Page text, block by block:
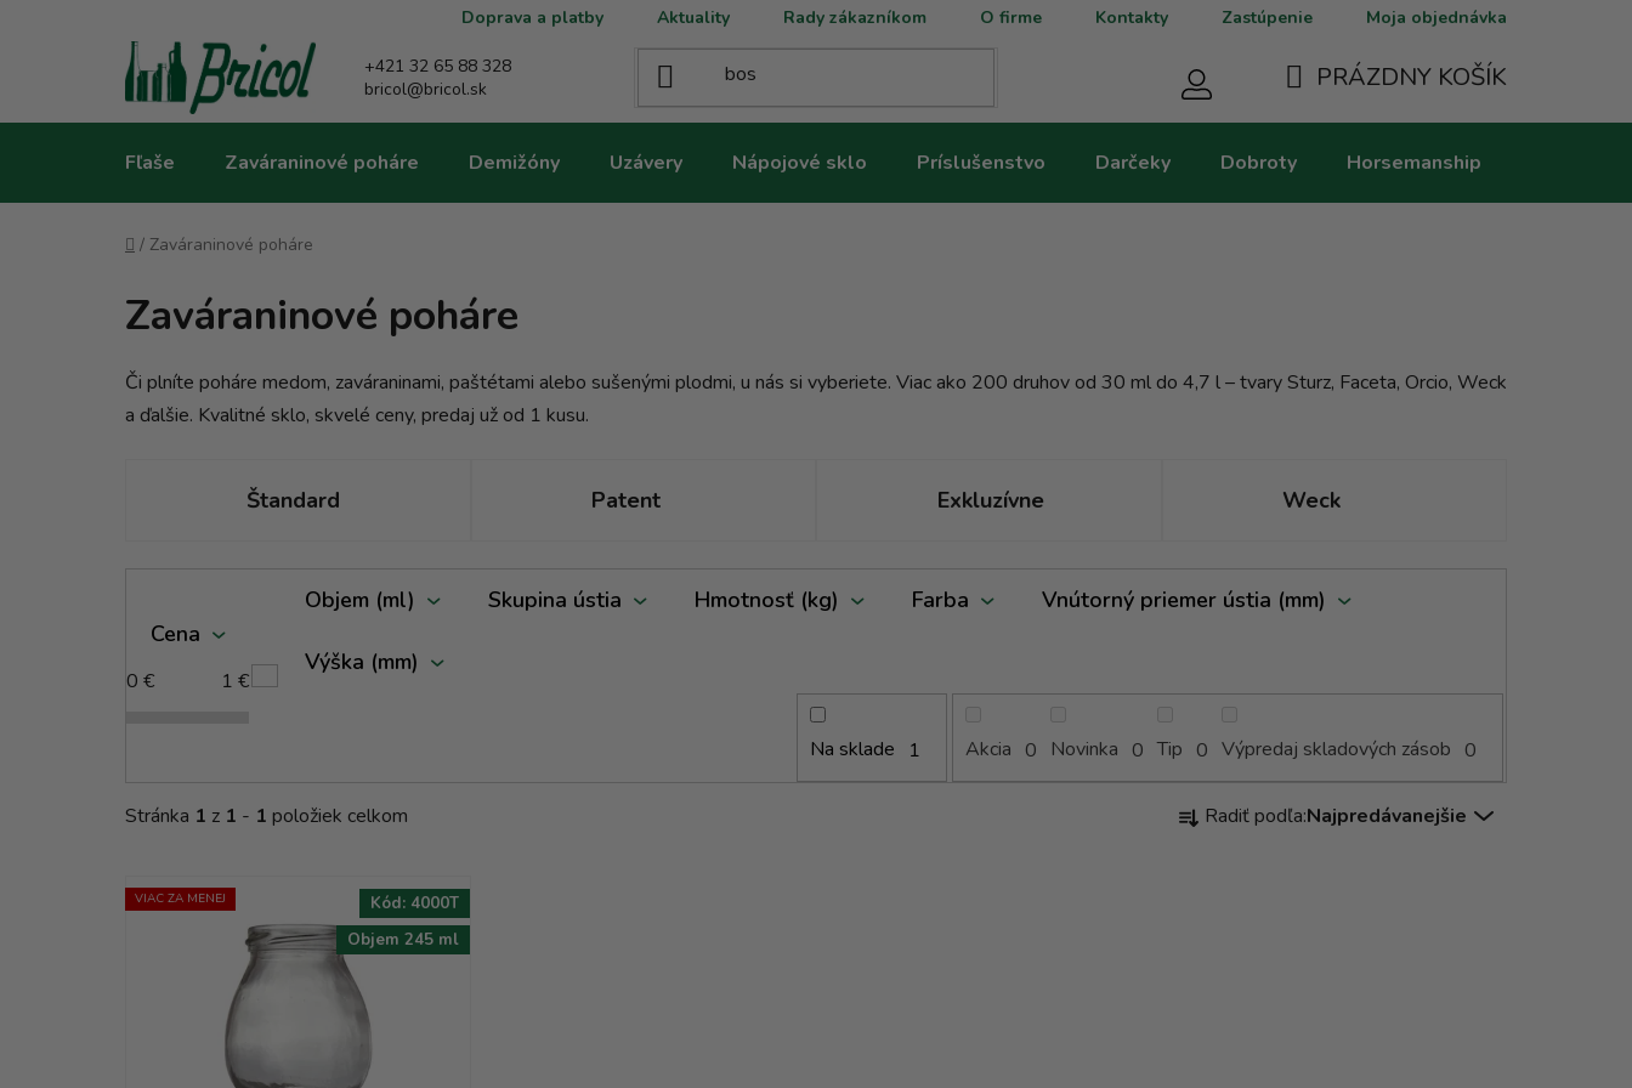
Doprava a platby Aktuality Rady zákazníkom O firme Kontakty Zastúpenie Moja objednávka
+421 32 65 88 328
bricol@bricol.sk
KOŠÍK
PRÁZDNY KOŠÍK
Fľaše Zaváraninové poháre Demižóny Uzávery Nápojové sklo Príslušenstvo Darčeky Dobroty Horsemanship
Domov
/ Zaváraninové poháre
Zaváraninové poháre
Či plníte poháre medom, zaváraninami, paštétami alebo sušenými plodmi, u nás si vyberiete. Viac ako 200 druhov od 30 ml do 4,7 l – tvary Sturz, Faceta, Orcio, Weck
a ďalšie. Kvalitné sklo, skvelé ceny, predaj už od 1 kusu.
Štandard Patent Exkluzívne Weck
Stránka 1 z 1 - 1 položiek celkom
R
a Radiť podľa:Najpredávanejšie
Cena
0 € 1 €
Na sklade 1 Akcia 0 Novinka 0 Tip 0 Výpredaj skladových zásob 0
Objem (ml) Skupina ústia Hmotnosť (kg) Farba Vnútorný priemer ústia (mm)
Výška (mm)
i
o
d
kVIAC ZA MENEJ
Objem 245 ml
Kód: 4000T